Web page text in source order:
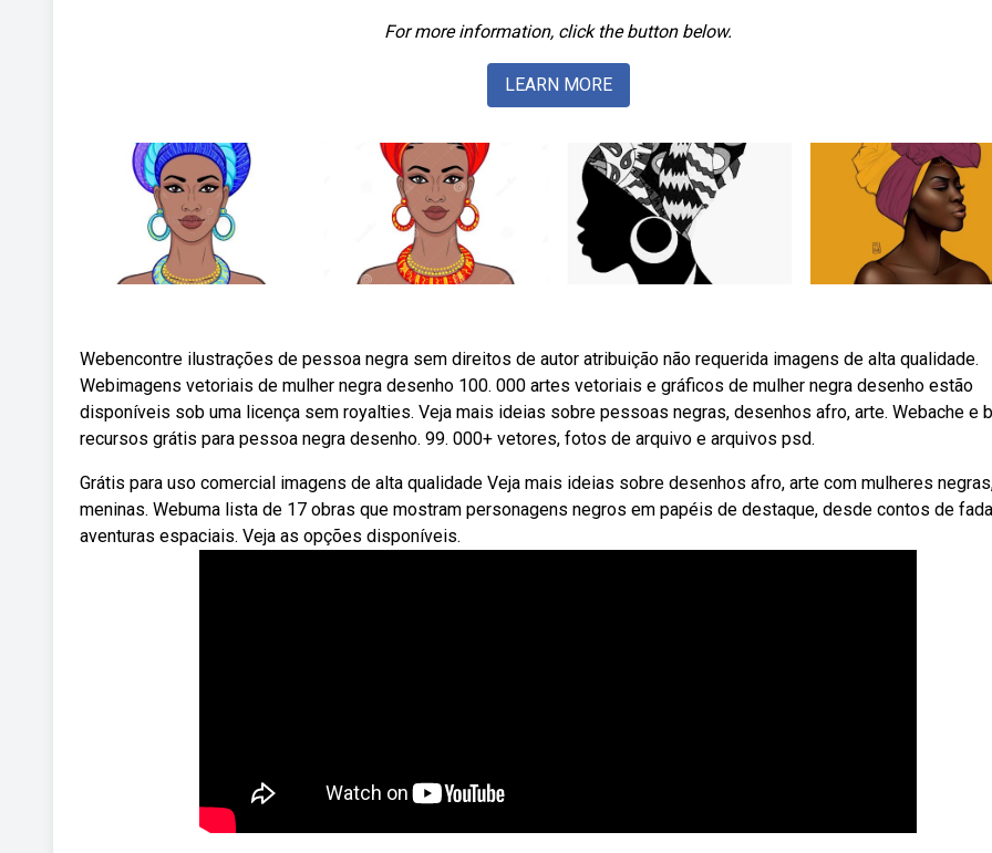
For more information, click the button below.
LEARN MORE
Webencontre ilustrações de pessoa negra sem direitos de autor atribuição não requerida imagens de alta qualidade.
Webimagens vetoriais de mulher negra desenho 100. 000 artes vetoriais e gráficos de mulher negra desenho estão
disponíveis sob uma licença sem royalties. Veja mais ideias sobre pessoas negras, desenhos afro, arte. Webache e
recursos grátis para pessoa negra desenho. 99. 000+ vetores, fotos de arquivo e arquivos psd.
Grátis para uso comercial imagens de alta qualidade Veja mais ideias sobre desenhos afro, arte com mulheres
meninas. Webuma lista de 17 obras que mostram personagens negros em papéis de destaque, desde contos de
aventuras espaciais. Veja as opções disponíveis.